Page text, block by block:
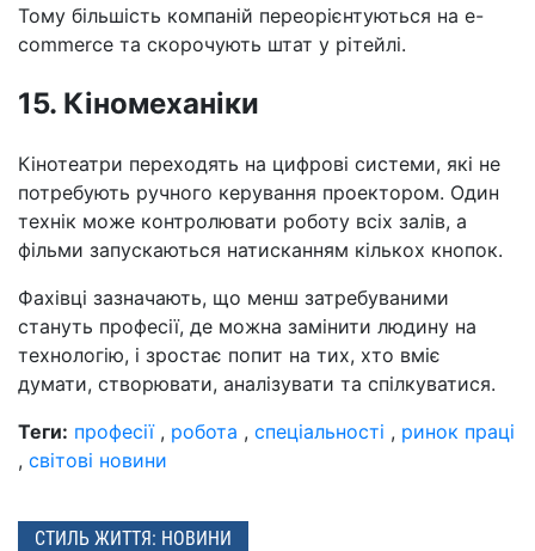
Тому більшість компаній переорієнтуються на e-
commerce та скорочують штат у рітейлі.
15. Кіномеханіки
Кінотеатри переходять на цифрові системи, які не
потребують ручного керування проектором. Один
технік може контролювати роботу всіх залів, а
фільми запускаються натисканням кількох кнопок.
Фахівці зазначають, що менш затребуваними
стануть професії, де можна замінити людину на
технологію, і зростає попит на тих, хто вміє
думати, створювати, аналізувати та спілкуватися.
Теги: професії, робота , спеціальності , ринок праці
, світові новини
СТИЛЬ ЖИТТЯ: НОВИНИ